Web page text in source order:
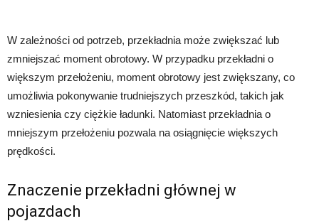
W zależności od potrzeb, przekładnia może zwiększać lub
zmniejszać moment obrotowy. W przypadku przekładni o
większym przełożeniu, moment obrotowy jest zwiększany, co
umożliwia pokonywanie trudniejszych przeszkód, takich jak
wzniesienia czy ciężkie ładunki. Natomiast przekładnia o
mniejszym przełożeniu pozwala na osiągnięcie większych
prędkości.
Znaczenie przekładni głównej w
pojazdach